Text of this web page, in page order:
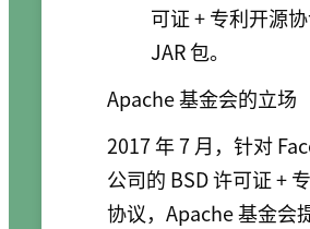
可证 + 专利开源
JAR 包。
Apache 基金会的立场
2017 年 7 月，针对
公司的 BSD 许可证 +
协议，Apache 基金会